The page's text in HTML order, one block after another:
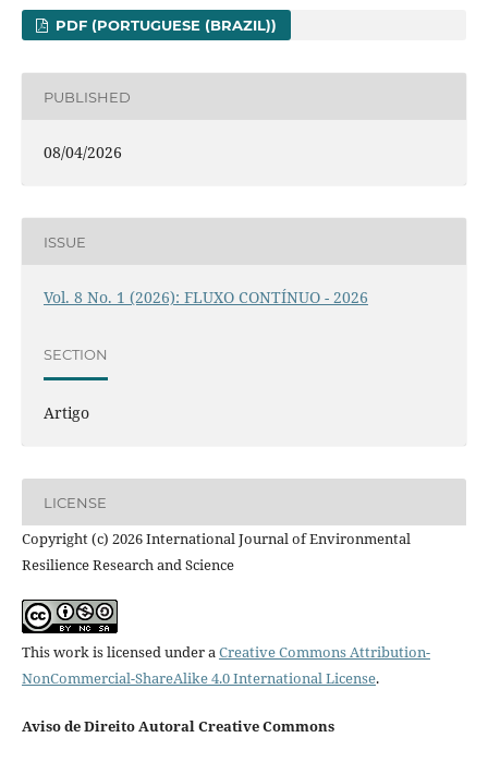
PDF (PORTUGUESE (BRAZIL))
PUBLISHED
08/04/2026
ISSUE
Vol. 8 No. 1 (2026): FLUXO CONTÍNUO - 2026
SECTION
Artigo
LICENSE
Copyright (c) 2026 International Journal of Environmental
Resilience Research and Science
This work is licensed under aCreative Commons Attribution-
NonCommercial-ShareAlike 4.0 International License.
Aviso de Direito Autoral Creative Commons